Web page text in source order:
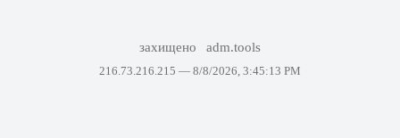
захищено adm.tools
216.73.216.215 — 8/8/2026, 3:45:13 PM